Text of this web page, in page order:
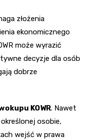
złożenia
ekonomicznego
może wyrazić
decyzje dla osób
dobrze
KOWR. Nawet
osobie,
wejść w prawa